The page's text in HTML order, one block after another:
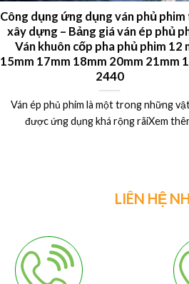
Công dụng ứng dụng ván phủ
xây dựng – Bảng giá ván ép phủ
Ván khuôn cốp pha phủ phim 12
15mm 17mm 18mm 20mm 21mm
2440
Ván ép phủ phim là một trong những
được ứng dụng khá rộng rãiXem
LIÊN HỆ